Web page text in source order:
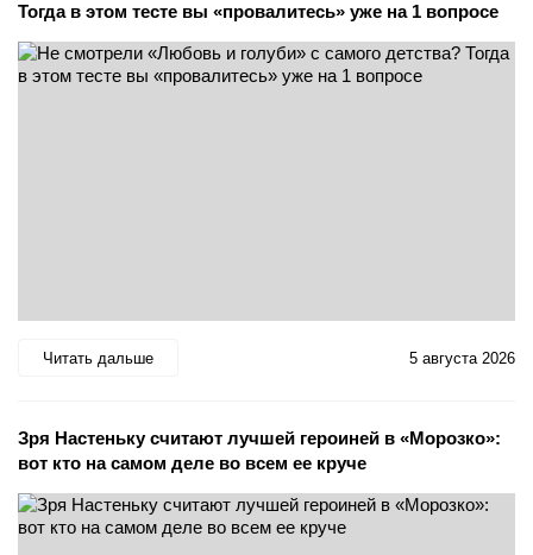
Тогда в этом тесте вы «провалитесь» уже на 1 вопросе
Читать дальше 5 августа 2026
Зря Настеньку считают лучшей героиней в «Морозко»:
вот кто на самом деле во всем ее круче